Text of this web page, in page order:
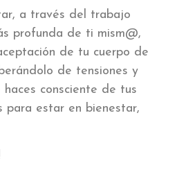
a través del trabajo
profunda de ti mism@,
de tu cuerpo de
de tensiones y
consciente de tus
para estar en bienestar,